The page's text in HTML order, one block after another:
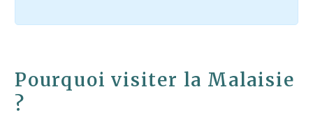
Pourquoi visiter la Malaisie
?